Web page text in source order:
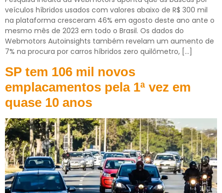
veículos híbridos usados com valores abaixo de R$ 300 mil
na plataforma cresceram 46% em agosto deste ano ante o
mesmo mês de 2023 em todo o Brasil. Os dados do
Webmotors Autoinsights também revelam um aumento de
7% na procura por carros híbridos zero quilômetro, […]
SP tem 106 mil novos
emplacamentos pela 1ª vez em
quase 10 anos